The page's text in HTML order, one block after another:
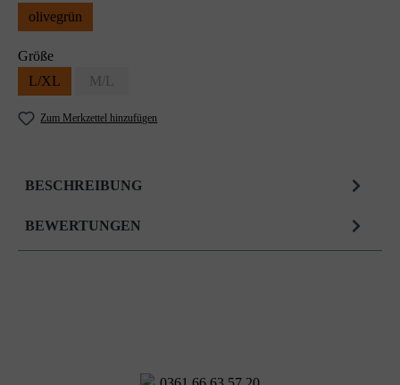
olivegrün
Größe
L/XL
M/L
Zum Merkzettel hinzufügen
BESCHREIBUNG
BEWERTUNGEN